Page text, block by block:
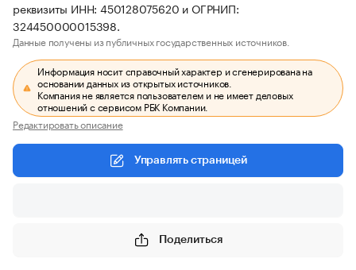
реквизиты ИНН: 450128075620 и ОГРНИП:
324450000015398.
Данные получены из публичных государственных источников.
Информация носит справочный характер и сгенерирована на
основании данных из открытых источников.
Компания не является пользователем и не имеет деловых
отношений с сервисом РБК Компании.
Редактировать описание
Управлять страницей
Поделиться